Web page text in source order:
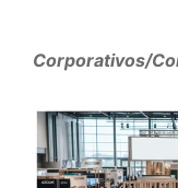
Corporativos/